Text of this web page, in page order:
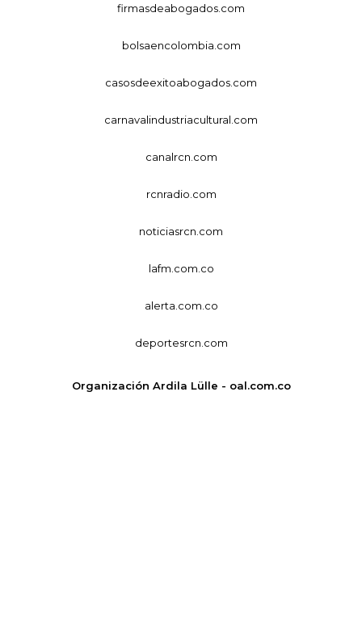
firmasdeabogados.com
bolsaencolombia.com
casosdeexitoabogados.com
carnavalindustriacultural.com
canalrcn.com
rcnradio.com
noticiasrcn.com
lafm.com.co
alerta.com.co
deportesrcn.com
Organización Ardila Lülle - oal.com.co